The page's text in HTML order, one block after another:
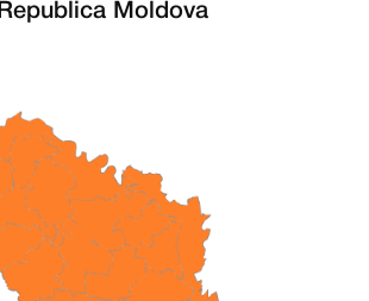
Republica Moldova